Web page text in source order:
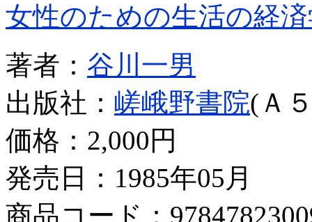
女性のための生活の経
著者： 谷川一男
出版社： 嵯峨野書院(Ａ
価格： 2,000円
発売日：1985年05月
商品コード：